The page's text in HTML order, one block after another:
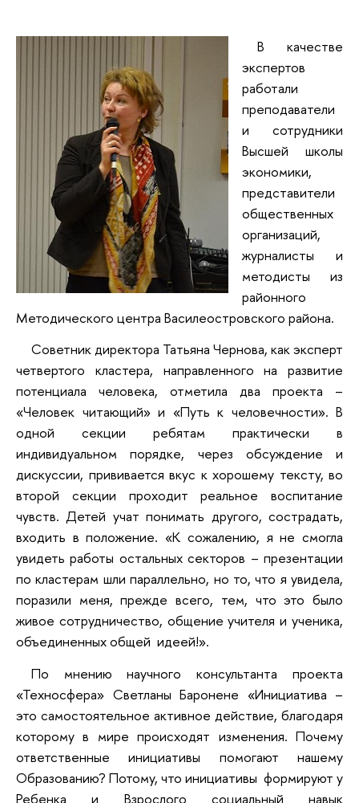
В качестве
экспертов
работали
преподаватели
и сотрудники
Высшей школы
экономики,
представители
общественных
организаций,
журналисты и
методисты из
районного
Методического центра Василеостровского района.
Советник директора Татьяна Чернова, как эксперт
четвертого кластера, направленного на развитие
потенциала человека, отметила два проекта –
«Человек читающий» и «Путь к человечности». В
одной секции ребятам практически в
индивидуальном порядке, через обсуждение и
дискуссии, прививается вкус к хорошему тексту, во
второй секции проходит реальное воспитание
чувств. Детей учат понимать другого, сострадать,
входить в положение. «К сожалению, я не смогла
увидеть работы остальных секторов – презентации
по кластерам шли параллельно, но то, что я увидела,
поразили меня, прежде всего, тем, что это было
живое сотрудничество, общение учителя и ученика,
объединенных общей идеей!».
По мнению научного консультанта проекта
«Техносфера» Светланы Баронене «Инициатива –
это самостоятельное активное действие, благодаря
которому в мире происходят изменения. Почему
ответственные инициативы помогают нашему
Образованию? Потому, что инициативы формируют у
Ребенка и Взрослого социальный навык